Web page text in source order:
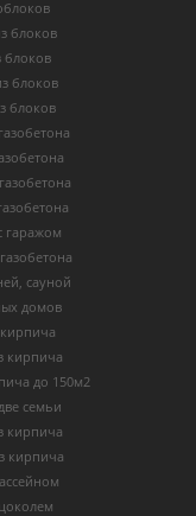
блоков
блоков
блоков
блоков
гаражом
сауной
домов
кирпича
до 150м2
семьи
кирпича
кирпича